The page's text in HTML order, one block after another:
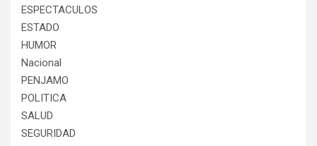
ESPECTACULOS
ESTADO
HUMOR
Nacional
PENJAMO
POLITICA
SALUD
SEGURIDAD